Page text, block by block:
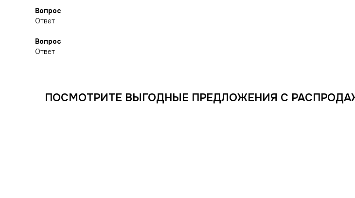
Вопрос
Ответ
Вопрос
Ответ
ПОСМОТРИТЕ ВЫГОДНЫЕ ПРЕДЛОЖЕНИЯ С